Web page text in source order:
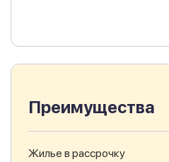
Преимущества
Жилье в рассрочку